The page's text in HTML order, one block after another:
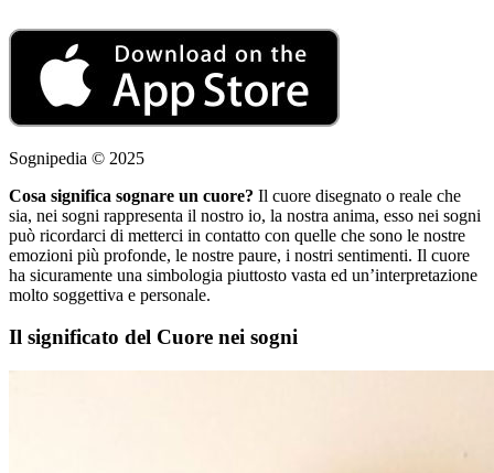
Sognipedia © 2025
Cosa significa sognare un cuore? Il cuore disegnato o reale che
sia, nei sogni rappresenta il nostro io, la nostra anima, esso nei sogni
può ricordarci di metterci in contatto con quelle che sono le nostre
emozioni più profonde, le nostre paure, i nostri sentimenti. Il cuore
ha sicuramente una simbologia piuttosto vasta ed un’interpretazione
molto soggettiva e personale.
Il significato del Cuore nei sogni